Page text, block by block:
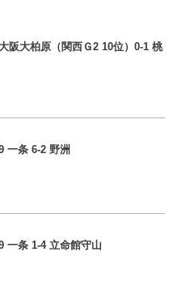
阪大柏原（関西Ｇ2 10位）0-1 桃
一条 6-2 野洲
一条 1-4 立命館守山